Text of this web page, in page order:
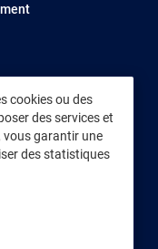
cookies ou des
des services et
vous garantir une
des statistiques